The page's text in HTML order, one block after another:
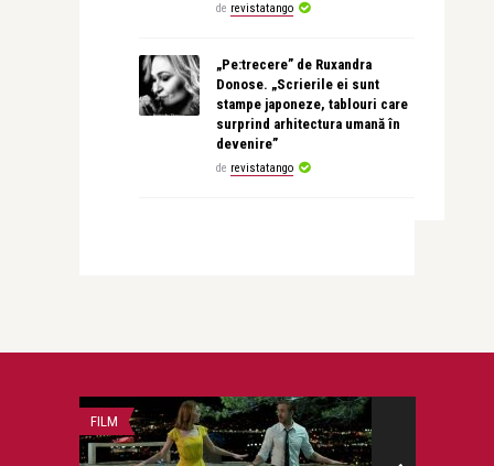
de revistatango
„Pe:trecere” de Ruxandra
Donose. „Scrierile ei sunt
stampe japoneze, tablouri care
surprind arhitectura umană în
devenire”
de revistatango
FILM